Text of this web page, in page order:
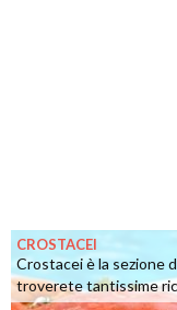
CROSTACEI
Crostacei è la sezione
troverete tantissime